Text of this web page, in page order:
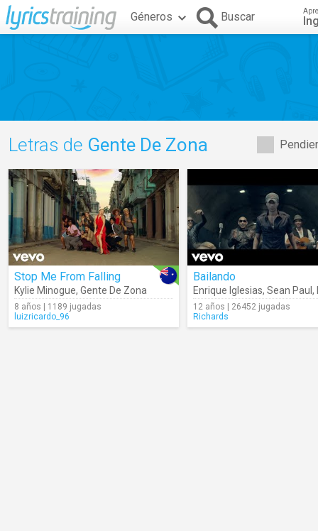
Géneros Buscar
Letras de Gente De Zona
Stop Me From Falling
Kylie Minogue, Gente De Zona
8 años | 1189 jugadas
luizricardo_96
Bailando
Enrique Iglesias, Sean Paul ,
12 años | 26452 jugadas
Richards